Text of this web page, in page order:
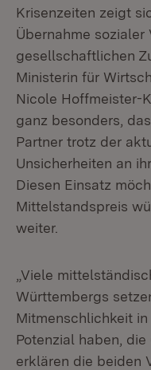
Krisenzeiten zeigt
Übernahme
gesellschaftlichen
Ministerin für
Nicole Hoffmeister-
ganz besonders,
Partner trotz der
Unsicherheiten an
Diesen Einsatz
Mittelstandspreis
weiter.
„Viele
Württembergs
Mitmenschlichkeit
Potenzial haben,
erklären die beiden